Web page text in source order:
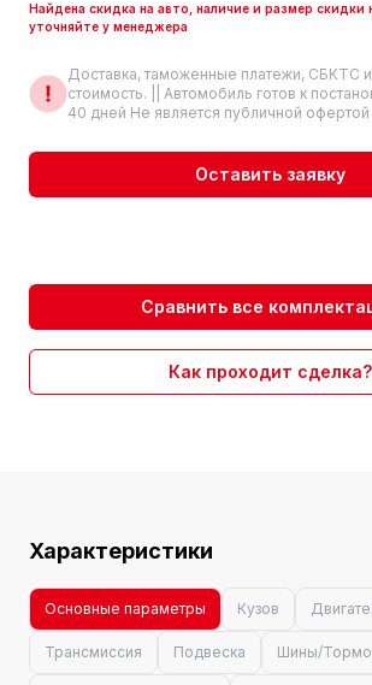
Найдена скидка на авто, наличие и размер скидки
уточняйте у менеджера
Доставка, таможенные платежи, СБКТС
стоимость. || Автомобиль готов к
40 дней Не является публичной офертой
Оставить заявку
Сравнить все
Как проходит сделка?
Характеристики
Основные параметры Кузов
Трансмиссия Подвеска Шины/